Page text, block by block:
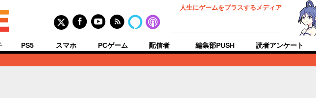
人生にゲームをプラスするメディア
PS5 スマホ PCゲーム 配信者 編集部PUSH 読者アンケート